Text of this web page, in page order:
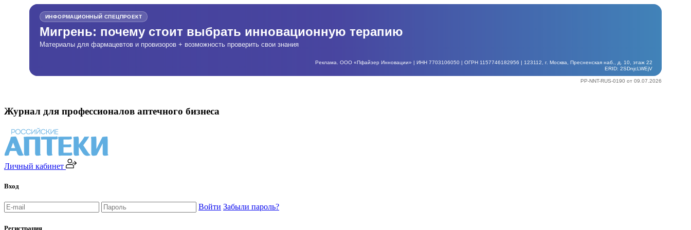
ИНФОРМАЦИОННЫЙ СПЕЦПРОЕКТ
Мигрень: почему стоит выбрать инновационную терапию
Материалы для фармацевтов и провизоров + возможность проверить свои знания
Реклама. ООО «Пфайзер Инновации» | ИНН 7703106050 | ОГРН 1157746182956 | 123112, г. Москва, Пресненская наб., д. 10, этаж 22
ERID: 2SDnjcLWEjV
PP-NNT-RUS-0190 от 09.07.2026
Журнал для профессионалов аптечного бизнеса
Личный кабинет
Вход
Войти Забыли пароль?
Регистрация